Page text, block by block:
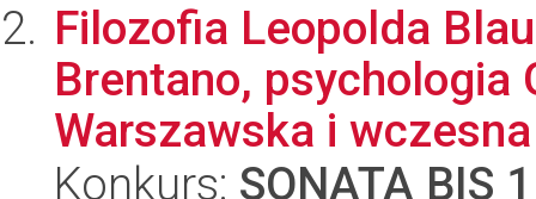
Filozofia Leopolda
Brentano, psychologia
Warszawska i
Konkurs: SONATA BIS